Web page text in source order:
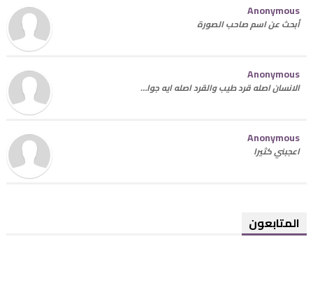
Anonymous
أبحث عن اسم صاحب الصورة
Anonymous
الانسان اصله قرد طيب والقرد اصله ايه جوا…
Anonymous
اعجبني كثيرا
المتابعون